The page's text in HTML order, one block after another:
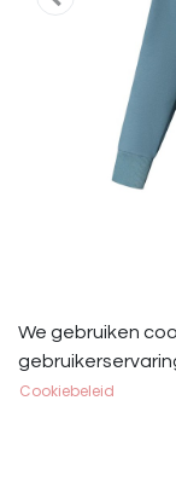
Mrs. Ros
Mrs. Ros Sweater
€77,95
We gebruiken
Cookiebeleid